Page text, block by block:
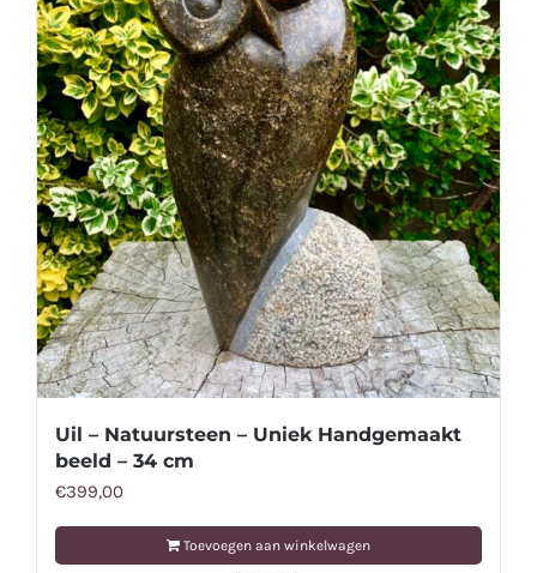
Uil – Natuursteen – Uniek Handgemaakt
beeld – 34 cm
€399,00
Toevoegen aan winkelwagen